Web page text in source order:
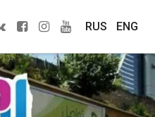
RUS ENG